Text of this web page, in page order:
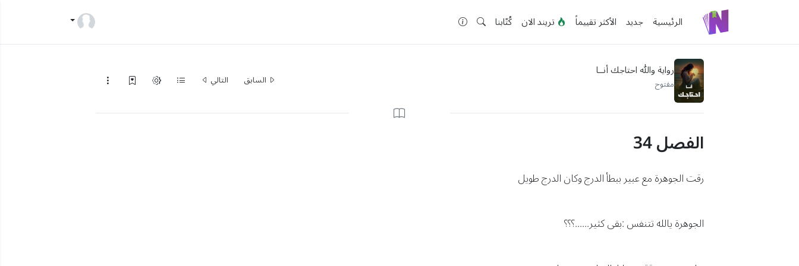
الرئيسية جديد الأكثر تقييماً تريند الان كُتّابنا
رواية والله احتاجك أنــا
مفتوح السابق التالي
الفصل 34
رقت الجوهرة مع عبير ببطأ الدرج وكان الدرج طويل
الجوهرة يالله تتنفس :بقى كثير......؟؟؟